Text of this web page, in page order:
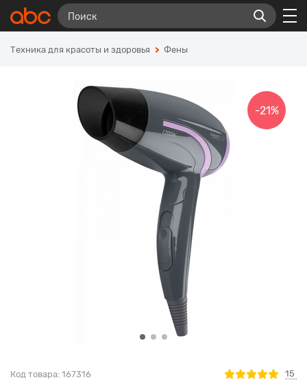
Техника для красоты и здоровья Фены
Код товара: 167316 15
-21%